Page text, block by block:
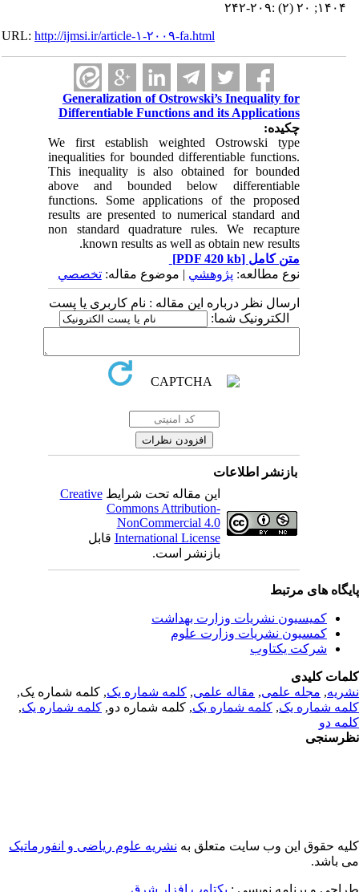
۱۴۰۴; ۲۰ (۲) :۲۰۹-۲۴۲
URL:http://ijmsi.ir/article-۱-۲۰۰۹-fa.html
Generalization of Ostrowski’s Inequality for
Differentiable Functions and its Applications
چکیده:
We first establish weighted Ostrowski type
inequalities for bounded differentiable functions.
This inequality is also obtained for bounded
above and bounded below differentiable
functions. Some applications of the proposed
results are presented to numerical standard and
non standard quadrature rules. We recapture
known results as well as obtain new results.
متن کامل[PDF 420 kb]
نوع مطالعه:پژوهشي| موضوع مقاله:تخصصي
ارسال نظر درباره این مقاله : نام کاربری یا پست
الکترونیک شما:
بازنشر اطلاعات
این مقاله تحت شرایطCreative
Commons Attribution-
NonCommercial 4.0
International Licenseقابل
بازنشر است.
های مرتبط
کمیسیون نشریات وزارت بهداشت
کمسیون نشریات وزارت علوم
شرکت یکتاوب
کلیدی
,مجله علمی, مقاله علمی, کلمه شماره یک, کلمه شماره یک,
شماره یک,کلمه شماره یک, کلمه شماره دو,کلمه شماره یک,
دو
حقوق این وب سایت متعلق بهنشریه علوم ریاضی و انفورماتیک
باشد.
و برنامه نویسی : یکتاوب افزار شرق